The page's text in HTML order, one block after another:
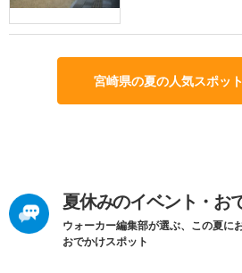
宮崎県の夏の人気スポッ
夏休みのイベント・お
ウォーカー編集部が選ぶ、この夏に
おでかけスポット